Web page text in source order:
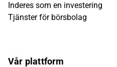
Inderes som en investering
Tjänster för börsbolag
Vår plattform